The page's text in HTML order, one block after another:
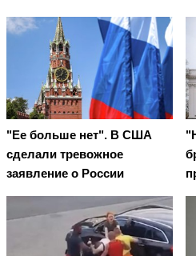
"Ее больше нет". В США
сделали тревожное
заявление о России